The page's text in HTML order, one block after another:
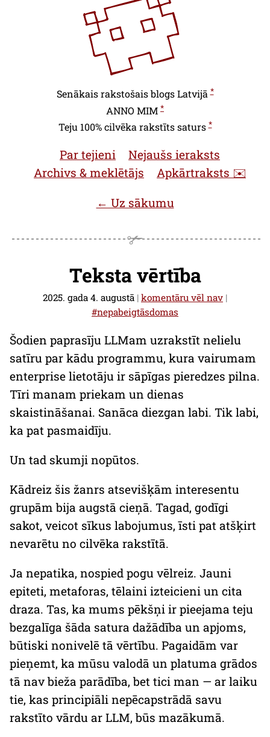
Senākais rakstošais blogs Latvijā*
ANNO MIM *
Teju 100% cilvēka rakstīts saturs*
Par tejieni
Nejaušs ieraksts
Archivs & meklētājs
Apkārtraksts ✉️
← Uz sākumu
Teksta vērtība
2025. gada 4. augustā | komentāru vēl nav |
#nepabeigtāsdomas
Šodien paprasīju LLMam uzrakstīt nelielu
satīru par kādu programmu, kura vairumam
enterprise lietotāju ir sāpīgas pieredzes pilna.
Tīri manam priekam un dienas
skaistināšanai. Sanāca diezgan labi. Tik labi,
ka pat pasmaidīju.
Un tad skumji nopūtos.
Kādreiz šis žanrs atsevišķām interesentu
grupām bija augstā cieņā. Tagad, godīgi
sakot, veicot sīkus labojumus, īsti pat atšķirt
nevarētu no cilvēka rakstītā.
Ja nepatika, nospied pogu vēlreiz. Jauni
epiteti, metaforas, tēlaini izteicieni un cita
draza. Tas, ka mums pēkšņi ir pieejama teju
bezgalīga šāda satura dažādība un apjoms,
būtiski nonivelē tā vērtību. Pagaidām var
pieņemt, ka mūsu valodā un platuma grādos
tā nav bieža parādība, bet tici man — ar laiku
tie, kas principiāli nepēcapstrādā savu
rakstīto vārdu ar LLM, būs mazākumā.